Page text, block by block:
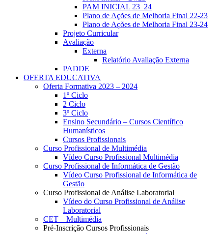
PAM INICIAL 23_24
Plano de Ações de Melhoria Final 22-23
Plano de Ações de Melhoria Final 23-24
Projeto Curricular
Avaliação
Externa
Relatório Avaliação Externa
PADDE
OFERTA EDUCATIVA
Oferta Formativa 2023 – 2024
1º Ciclo
2 Ciclo
3º Ciclo
Ensino Secundário – Cursos Científico
Humanísticos
Cursos Profissionais
Curso Profissional de Multimédia
Vídeo Curso Profissional Multimédia
Curso Profissional de Informática de Gestão
Vídeo Curso Profissional de Informática de
Gestão
Curso Profissional de Análise Laboratorial
Vídeo do Curso Profissional de Análise
Laboratorial
CET – Multimédia
Pré-Inscrição Cursos Profissionais